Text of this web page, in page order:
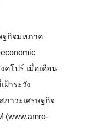
ฐกิจมหภาค
คโปร์ เมื่อเดือน
ฝ้าระวัง
ภาวะเศรษฐกิจ
(www.amro-